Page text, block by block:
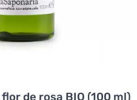
de rosa BIO (100 ml)